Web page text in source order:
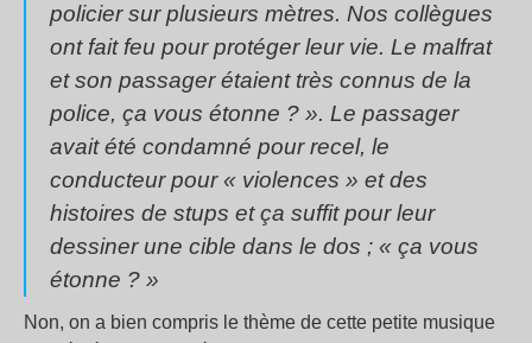
policier sur plusieurs mètres. Nos collègues
ont fait feu pour protéger leur vie. Le malfrat
et son passager étaient très connus de la
police, ça vous étonne ? ». Le passager
avait été condamné pour recel, le
conducteur pour « violences » et des
histoires de stups et ça suffit pour leur
dessiner une cible dans le dos ; « ça vous
étonne ? »
Non, on a bien compris le thème de cette petite musique